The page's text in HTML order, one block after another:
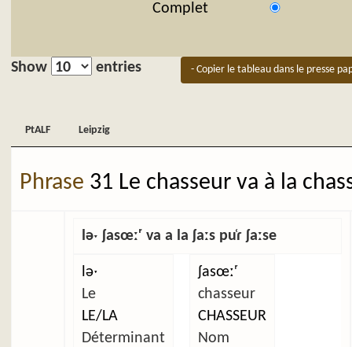
Complet
Show entries - Copier le tableau dans le presse
PtALF Leipzig
Phrase 31 Le chasseur va à la
ləˑ ʃasœːʳ va a la ʃaːs pu̜ɾ ʃaːse
ləˑ
Le
LE/LA
Déterminant
ʃasœːʳ
chasseur
CHASSEUR
Nom